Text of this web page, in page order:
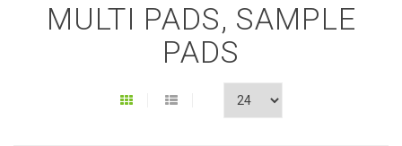
MULTI PADS, SAMPLE
PADS